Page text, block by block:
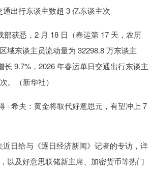
出行东谈主数超 3 亿东谈主次
部获悉，2 月 18 日（春运第 17 天，农历
域东谈主员流动量为 32298.8 万东谈主
长 9.7%，2026 年春运单日交通出行东谈主
。（新华社）
· 希夫：黄金将取代好意思元，有望冲上 7
近日给与《逐日经济新闻》记者的专访，详
以及好意思联储新主席、加密货币等热门